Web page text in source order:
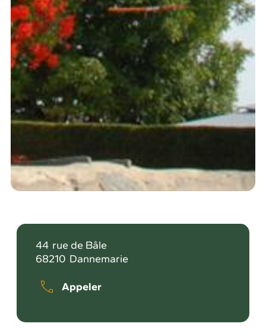
44 rue de Bâle
68210 Dannemarie
Appeler